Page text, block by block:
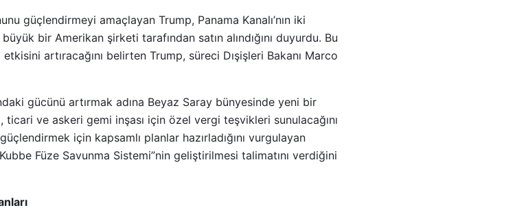
güçlendirmeyi amaçlayan Trump, Panama Kanalı’nın iki
bir Amerikan şirketi tarafından satın alındığını duyurdu. Bu
artıracağını belirten Trump, süreci Dışişleri Bakanı Marco
gücünü artırmak adına Beyaz Saray bünyesinde yeni bir
ticari ve askeri gemi inşası için özel vergi teşvikleri sunulacağını
için kapsamlı planlar hazırladığını vurgulayan
Füze Savunma Sistemi”nin geliştirilmesi talimatını verdiğini